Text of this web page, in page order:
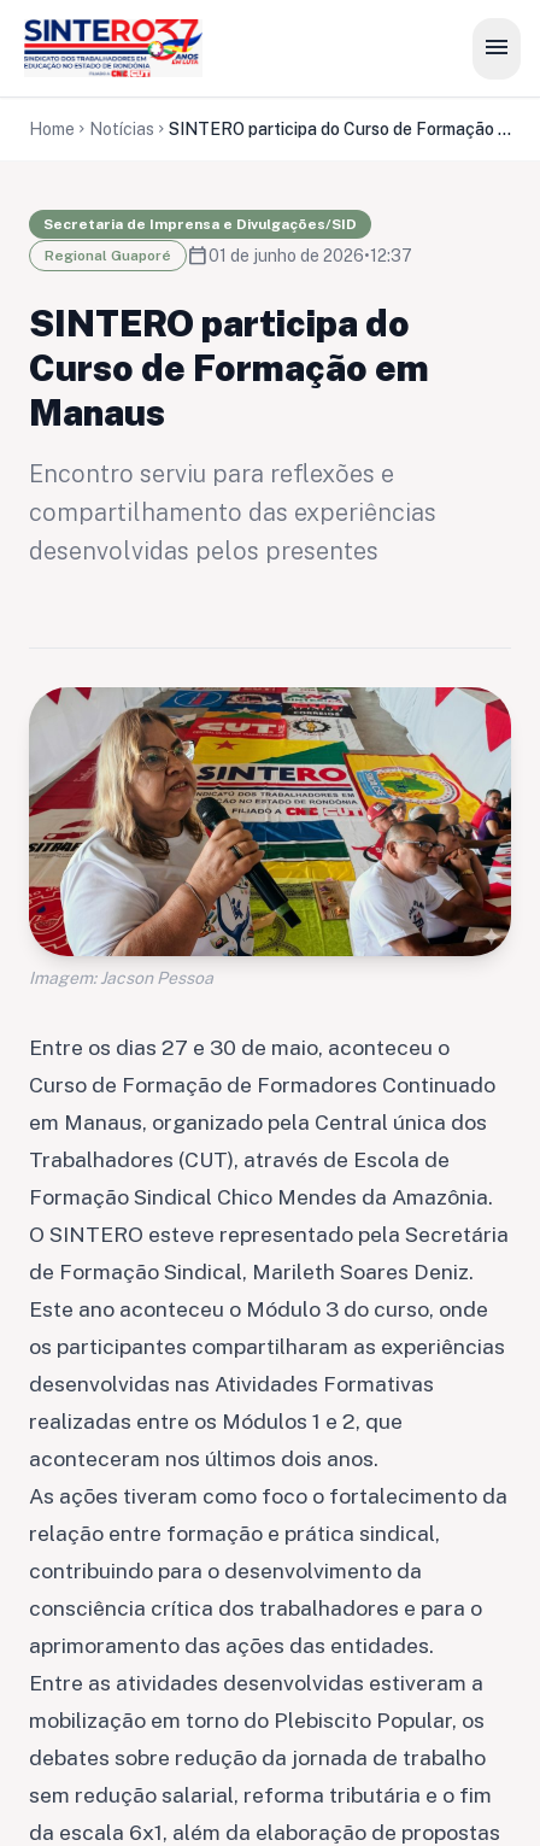
menu
Home chevron_right Notícias chevron_right SINTERO participa do Curso de Formação em Manaus
Secretaria de Imprensa e Divulgações/SID
Regional Guaporé
calendar_today01 de junho de 2026•12:37
SINTERO participa do
Curso de Formação em
Manaus
Encontro serviu para reflexões e
compartilhamento das experiências
desenvolvidas pelos presentes
Imagem: Jacson Pessoa
Entre os dias 27 e 30 de maio, aconteceu o
Curso de Formação de Formadores Continuado
em Manaus, organizado pela Central única dos
Trabalhadores (CUT), através de Escola de
Formação Sindical Chico Mendes da Amazônia.
O SINTERO esteve representado pela Secretária
de Formação Sindical, Marileth Soares Deniz.
Este ano aconteceu o Módulo 3 do curso, onde
os participantes compartilharam as experiências
desenvolvidas nas Atividades Formativas
realizadas entre os Módulos 1 e 2, que
aconteceram nos últimos dois anos.
As ações tiveram como foco o fortalecimento da
relação entre formação e prática sindical,
contribuindo para o desenvolvimento da
consciência crítica dos trabalhadores e para o
aprimoramento das ações das entidades.
Entre as atividades desenvolvidas estiveram a
mobilização em torno do Plebiscito Popular, os
debates sobre redução da jornada de trabalho
sem redução salarial, reforma tributária e o fim
da escala 6x1, além da elaboração de propostas